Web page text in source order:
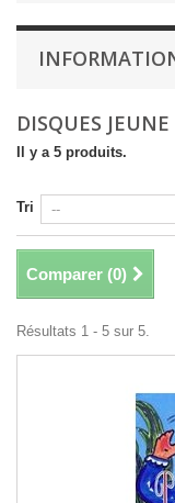
DISQUES
Il y a 5 produits.
Tri
Comparer (0)
Résultats 1 - 5 sur 5.